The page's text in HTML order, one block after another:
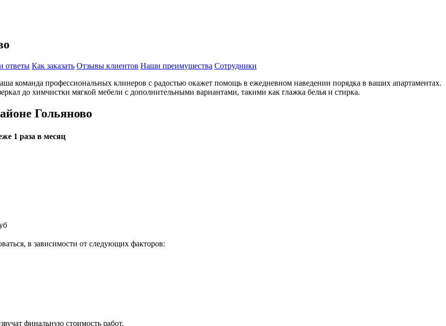
ответы Как заказать Отзывы клиентов Наши преимущества Сотрудники
команда профессиональных клинеров с радостью окажет помощь в ежедневном наведении порядка в ваших апартаментах.
до химчистки мягкой мебели с дополнительными вариантами, такими как глажка белья и стирка.
Гольяново
1 раза в месяц
в зависимости от следующих факторов:
финальную стоимость работ.